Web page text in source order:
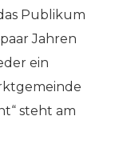
Publikum
Jahren
ein
steht am